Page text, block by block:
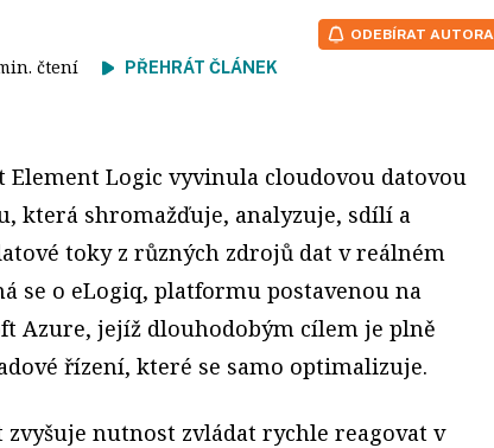
čtení PŘEHRÁT ČLÁNEK
ODEBÍRAT AUTORA
Element Logic vyvinula cloudovou datovou
která shromažďuje, analyzuje, sdílí a
toky z různých zdrojů dat v reálném
se o eLogiq, platformu postavenou na
Azure, jejíž dlouhodobým cílem je plně
řízení, které se samo optimalizuje.
zvyšuje nutnost zvládat rychle reagovat v